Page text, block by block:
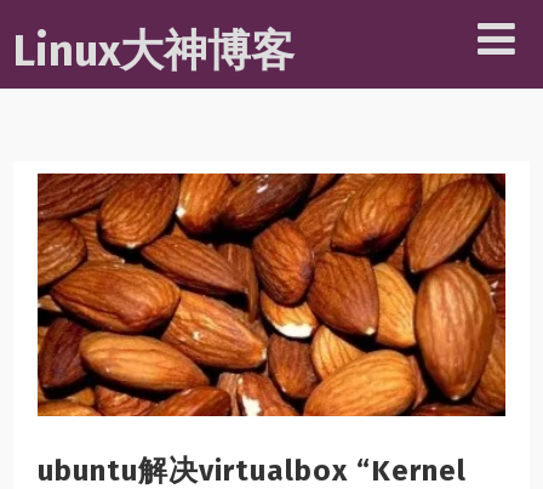
Linux大神博客
ubuntu解决virtualbox “Kernel